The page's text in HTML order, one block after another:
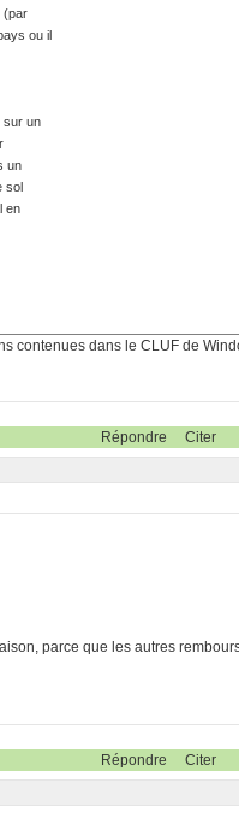
(par
ou il
sur un
un
sol
en
contenues dans le CLUF de
Répondre Citer
parce que les autres
Répondre Citer